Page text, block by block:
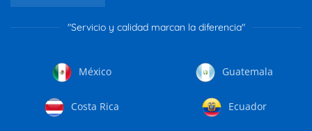
"Servicio y calidad marcan la diferencia"
México Guatemala
Costa Rica Ecuador